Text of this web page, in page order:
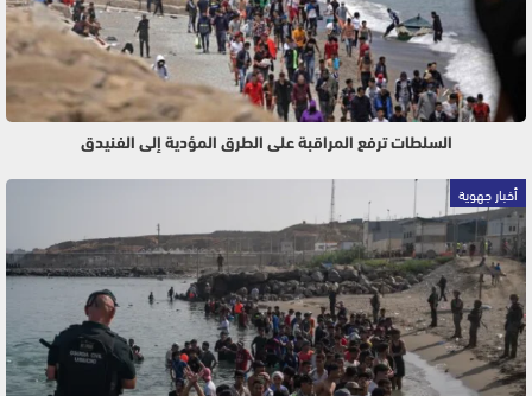
السلطات ترفع المراقبة على الطرق المؤدية إلى الفنيدق
أخبار جهوية